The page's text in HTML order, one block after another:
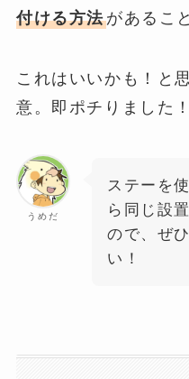
付ける方法があるこ
これはいいかも！と
意。即ポチりました！
うめだ
ステーを
ら同じ設
ので、ぜ
い！